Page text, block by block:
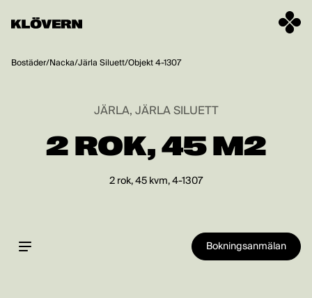
Bostäder/Nacka/Järla Siluett/Objekt 4-1307
JÄRLA, JÄRLA SILUETT
2 ROK, 45 M2
2 rok, 45 kvm, 4-1307
Bokningsanmälan